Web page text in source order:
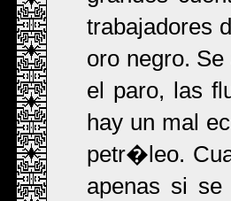
trabajadores
oro negro.
el paro, las
hay un mal
petr�leo.
apenas si